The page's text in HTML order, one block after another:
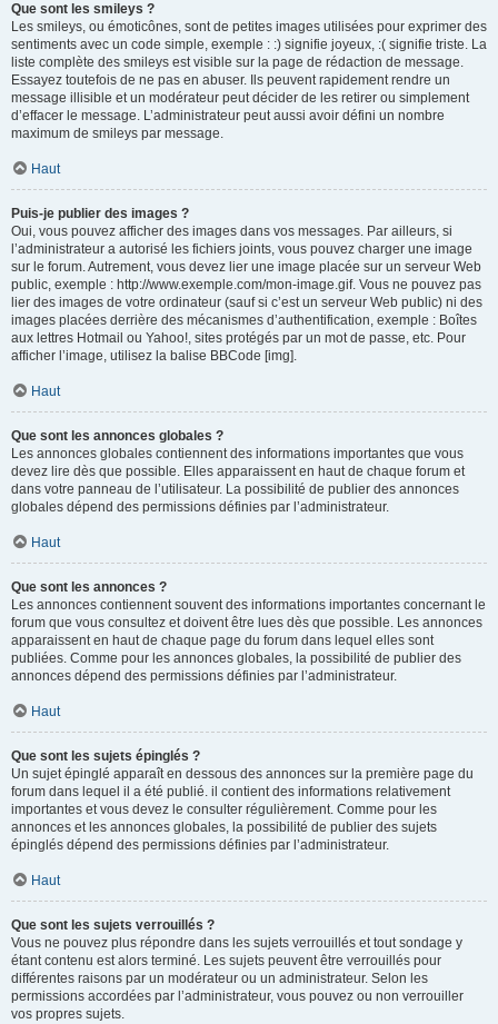
Que sont les smileys ?
Les smileys, ou émoticônes, sont de petites images utilisées pour exprimer des
sentiments avec un code simple, exemple : :) signifie joyeux, :( signifie triste. La
liste complète des smileys est visible sur la page de rédaction de message.
Essayez toutefois de ne pas en abuser. Ils peuvent rapidement rendre un
message illisible et un modérateur peut décider de les retirer ou simplement
d’effacer le message. L’administrateur peut aussi avoir défini un nombre
maximum de smileys par message.
Haut
Puis-je publier des images ?
Oui, vous pouvez afficher des images dans vos messages. Par ailleurs, si
l’administrateur a autorisé les fichiers joints, vous pouvez charger une image
sur le forum. Autrement, vous devez lier une image placée sur un serveur Web
public, exemple : http://www.exemple.com/mon-image.gif. Vous ne pouvez pas
lier des images de votre ordinateur (sauf si c’est un serveur Web public) ni des
images placées derrière des mécanismes d’authentification, exemple : Boîtes
aux lettres Hotmail ou Yahoo!, sites protégés par un mot de passe, etc. Pour
afficher l’image, utilisez la balise BBCode [img].
Haut
Que sont les annonces globales ?
Les annonces globales contiennent des informations importantes que vous
devez lire dès que possible. Elles apparaissent en haut de chaque forum et
dans votre panneau de l’utilisateur. La possibilité de publier des annonces
globales dépend des permissions définies par l’administrateur.
Haut
Que sont les annonces ?
Les annonces contiennent souvent des informations importantes concernant le
forum que vous consultez et doivent être lues dès que possible. Les annonces
apparaissent en haut de chaque page du forum dans lequel elles sont
publiées. Comme pour les annonces globales, la possibilité de publier des
annonces dépend des permissions définies par l’administrateur.
Haut
Que sont les sujets épinglés ?
Un sujet épinglé apparaît en dessous des annonces sur la première page du
forum dans lequel il a été publié. il contient des informations relativement
importantes et vous devez le consulter régulièrement. Comme pour les
annonces et les annonces globales, la possibilité de publier des sujets
épinglés dépend des permissions définies par l’administrateur.
Haut
Que sont les sujets verrouillés ?
Vous ne pouvez plus répondre dans les sujets verrouillés et tout sondage y
étant contenu est alors terminé. Les sujets peuvent être verrouillés pour
différentes raisons par un modérateur ou un administrateur. Selon les
permissions accordées par l’administrateur, vous pouvez ou non verrouiller
vos propres sujets.